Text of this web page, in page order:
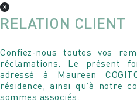
RELATION CLIENT
Confiez-nous toutes vos
réclamations. Le présent
adressé à Maureen
résidence, ainsi qu’à notre
sommes associés.